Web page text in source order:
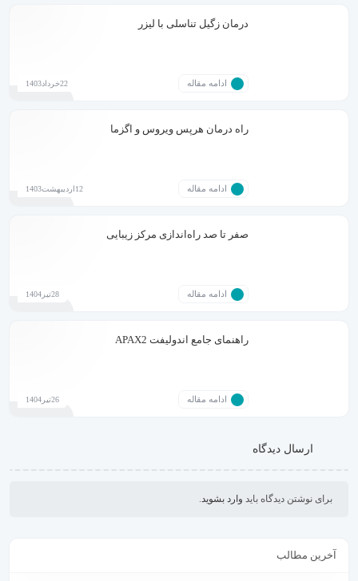
درمان زگیل تناسلی با لیزر
ادامه مقاله 22خرداد1403
راه درمان هرپس ویروس و اگزما
ادامه مقاله 12اردیبهشت1403
صفر تا صد راه‌اندازی مرکز زیبایی
ادامه مقاله 28تیر1404
راهنمای جامع اندولیفت APAX2
ادامه مقاله 26تیر1404
ارسال دیدگاه
برای نوشتن دیدگاه باید وارد بشوید.
آخرین مطالب